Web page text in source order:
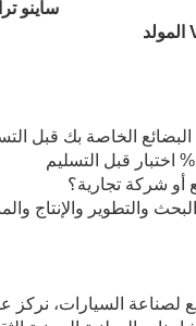
الخاصة بك قبل
شركة تجارية؟
والتطوير والإنتاج
لصناعة السيارات، نركز